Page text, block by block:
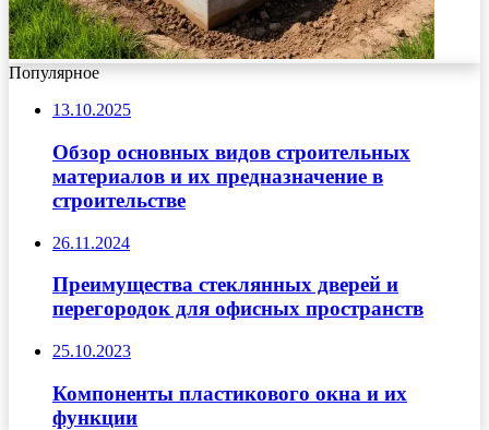
Популярное
13.10.2025
Обзор основных видов строительных
материалов и их предназначение в
строительстве
26.11.2024
Преимущества стеклянных дверей и
перегородок для офисных пространств
25.10.2023
Компоненты пластикового окна и их
функции